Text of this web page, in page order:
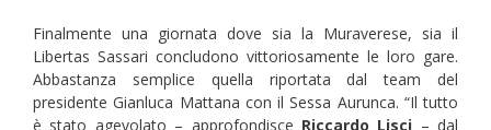
Finalmente una giornata dove sia la Muraverese, sia il
Libertas Sassari concludono vittoriosamente le loro gare.
Abbastanza semplice quella riportata dal team del
presidente Gianluca Mattana con il Sessa Aurunca. “Il tutto
è stato agevolato – approfondisce Riccardo Lisci – dal